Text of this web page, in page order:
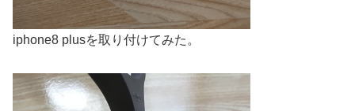
iphone8 plusを取り付けてみた。